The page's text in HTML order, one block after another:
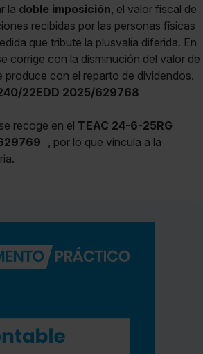
la doble imposición, el valor fiscal de
recibidas por las personas físicas
que tribute la plusvalía diferida. En
corrige con la disminución del valor de
produce con el reparto de dividendos.
22EDD 2025/629768
se recoge en el TEAC 24-6-25RG
, por lo que vincula a la